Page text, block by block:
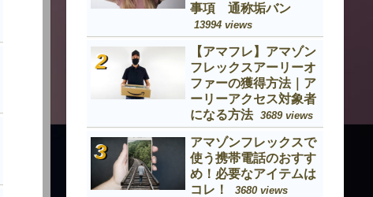
事項 通称垢バン
13994 views
【アマフレ】アマゾン
フレックスアーリーオ
ファーの獲得方法｜ア
ーリーアクセス対象者
になる方法
3689 views
アマゾンフレックスで
使う携帯電話のおすす
め！必要なアイテムは
コレ！
3680 views